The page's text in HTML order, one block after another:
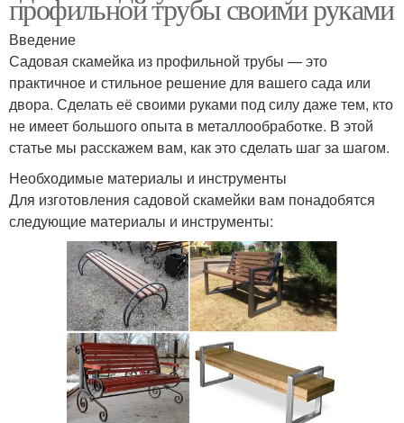
профильной трубы своими руками
Введение
Садовая скамейка из профильной трубы — это
практичное и стильное решение для вашего сада или
двора. Сделать её своими руками под силу даже тем, кто
не имеет большого опыта в металлообработке. В этой
статье мы расскажем вам, как это сделать шаг за шагом.
Необходимые материалы и инструменты
Для изготовления садовой скамейки вам понадобятся
следующие материалы и инструменты: